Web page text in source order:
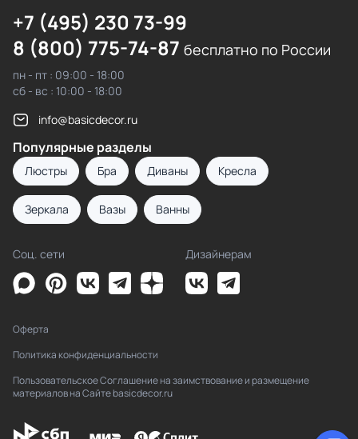
+7 (495) 230 73-99
8 (800) 775-74-87 бесплатно по России
пн - пт : 09:00 - 18:00
сб - вс : 10:00 - 18:00
info@basicdecor.ru
Популярные разделы
Люстры Бра Диваны Кресла
Зеркала Вазы Ванны
Соц. сети Дизайнерам
Оферта
Политика конфиденциальности
Пользовательское Соглашение на заимствование и размещение
материалов на Сайте basicdecor.ru